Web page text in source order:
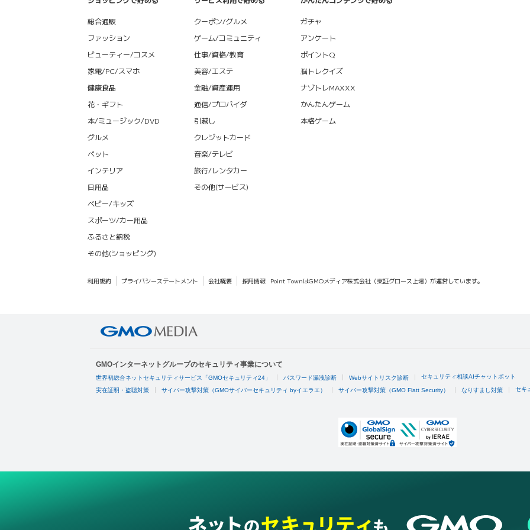
総合通販
ファッション
ビューティー/コスメ
家電/PC/スマホ
健康食品
花・ギフト
本/ミュージック/DVD
グルメ
ペット
インテリア
日用品
ベビー/キッズ
スポーツ/カー用品
ふるさと納税
その他(ショッピング)
クーポン/グルメ
ゲーム/コミュニティ
仕事/資格/教育
美容/エステ
金融/資産運用
通信/プロバイダ
引越し
クレジットカード
音楽/テレビ
旅行/レンタカー
その他(サービス)
ガチャ
アンケート
ポイントQ
脳トレクイズ
ナゾトレMAXXX
かんたんゲーム
本格ゲーム
利用規約 プライバシーステートメント 会社概要 採用情報 Point TownはGMOメディア株式会社（東証グロース上場）が運営しています。
GMOインターネットグループのセキュリティ事業について
世界初総合ネットセキュリティサービス「GMOセキュリティ24」 パスワード漏洩診断 Webサイトリスク診断 セキュリティ相談AIチャットボット
実在証明・盗聴対策 サイバー攻撃対策（GMOサイバーセキュリティ byイエラエ） サイバー攻撃対策（GMO Flatt Security） なりすまし対策 セキ